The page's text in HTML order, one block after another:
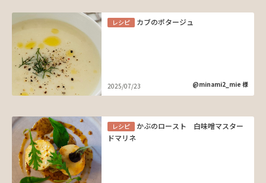
レシピ カブのポタージュ
2025/07/23 @minami2_mie 様
レシピ
かぶのロースト 白味噌マスター
ドマリネ